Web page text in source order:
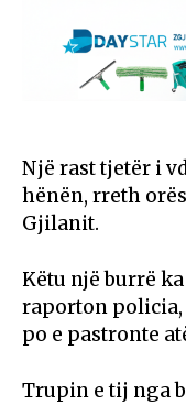
Një rast tjetër i
hënën, rreth
Gjilanit.
Këtu një burrë
raporton policia,
po e pastronte
Trupin e tij nga